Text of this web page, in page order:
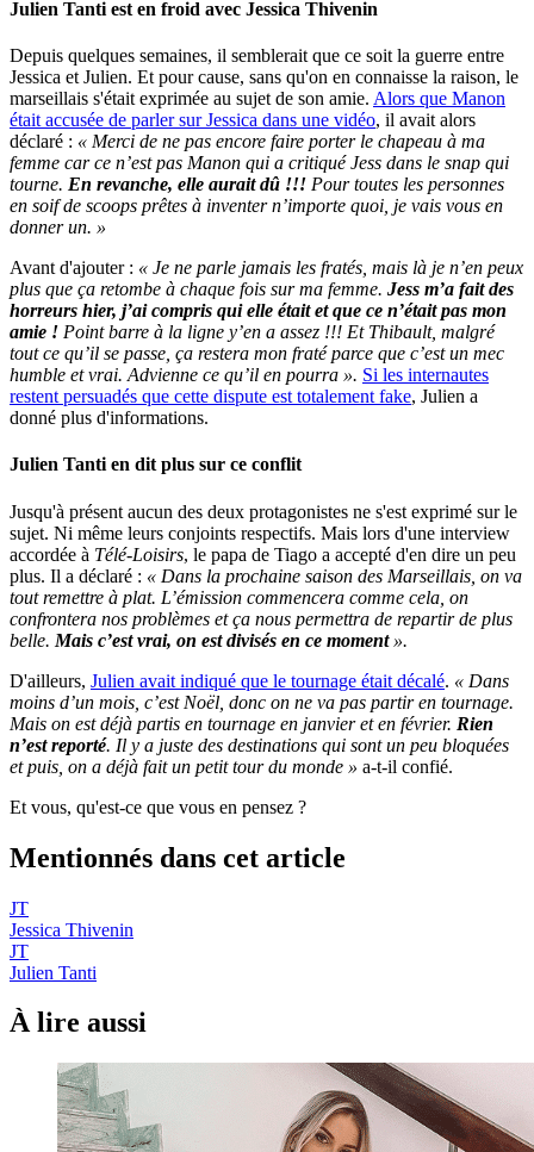
Julien Tanti est en froid avec Jessica Thivenin
Depuis quelques semaines, il semblerait que ce soit la guerre entre
Jessica et Julien. Et pour cause, sans qu'on en connaisse la raison, le
marseillais s'était exprimée au sujet de son amie. Alors que Manon
était accusée de parler sur Jessica dans une vidéo, il avait alors
déclaré : « Merci de ne pas encore faire porter le chapeau à ma
femme car ce n’est pas Manon qui a critiqué Jess dans le snap qui
tourne. En revanche, elle aurait dû !!! Pour toutes les personnes
en soif de scoops prêtes à inventer n’importe quoi, je vais vous en
donner un. »
Avant d'ajouter : « Je ne parle jamais les fratés, mais là je n’en peux
plus que ça retombe à chaque fois sur ma femme. Jess m’a fait des
horreurs hier, j’ai compris qui elle était et que ce n’était pas mon
amie ! Point barre à la ligne y’en a assez !!! Et Thibault, malgré
tout ce qu’il se passe, ça restera mon fraté parce que c’est un mec
humble et vrai. Advienne ce qu’il en pourra ». Si les internautes
restent persuadés que cette dispute est totalement fake, Julien a
donné plus d'informations.
Julien Tanti en dit plus sur ce conflit
Jusqu'à présent aucun des deux protagonistes ne s'est exprimé sur le
sujet. Ni même leurs conjoints respectifs. Mais lors d'une interview
accordée à Télé-Loisirs, le papa de Tiago a accepté d'en dire un peu
plus. Il a déclaré : « Dans la prochaine saison des Marseillais, on va
tout remettre à plat. L’émission commencera comme cela, on
confrontera nos problèmes et ça nous permettra de repartir de plus
belle. Mais c’est vrai, on est divisés en ce moment».
D'ailleurs, Julien avait indiqué que le tournage était décalé. « Dans
moins d’un mois, c’est Noël, donc on ne va pas partir en tournage.
Mais on est déjà partis en tournage en janvier et en février. Rien
n’est reporté. Il y a juste des destinations qui sont un peu bloquées
et puis, on a déjà fait un petit tour du monde » a-t-il confié.
Et vous, qu'est-ce que vous en pensez ?
Mentionnés dans cet article
JT
Jessica Thivenin
JT
Julien Tanti
À lire aussi